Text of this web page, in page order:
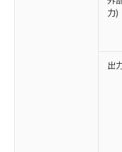
力)
出
※1 対応状況
非含有に対